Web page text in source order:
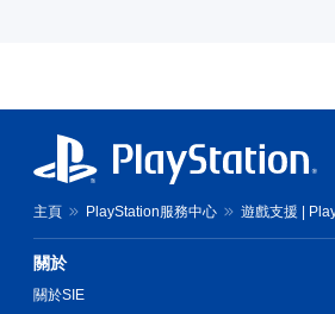
主頁 PlayStation服務中心 遊戲支援 |
關於
關於SIE